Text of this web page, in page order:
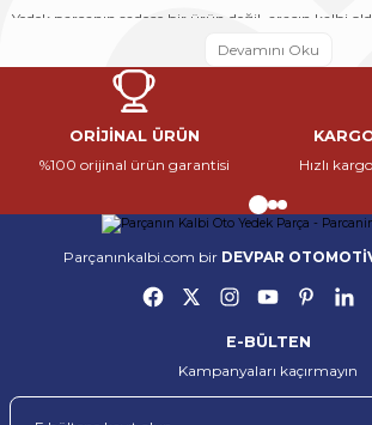
Yedek parçanın sadece bir ürün değil, aracın kalbi
nedenle her siparişi, bir aracın yeniden hayata
önemli bir adım olarak görüyoruz. Geniş ürün
kadromuz ve güçlü tedarik ağımız sayesinde hem
hem de servislerin tüm ihtiyaçlarına
Parçanınkalbi.com, otomotiv yedek parça
kaliteli hizmet sunmak amacıyla kurulmuş
parçaları en uygun fiyatlarla
Yedek parçanın sadece bir ürün değil, aracın kalbi
nedenle her siparişi, bir aracın yeniden hayata
önemli bir adım olarak görüyoruz. Geniş ürün
hem de servislerin tüm ihtiyaçlarına
Parçanınkalbi.com, otomotiv yedek parça
kaliteli hizmet sunmak amacıyla kurulmuş
platformudur. Her marka ve model araca uygun,
ORİJİNAL ÜRÜN
%100 orijinal ürün garantisi
Hızlı
Parçanınkalbi.com bir DEVPAR
E-BÜLTEN
Kampanyaları kaçırmayın